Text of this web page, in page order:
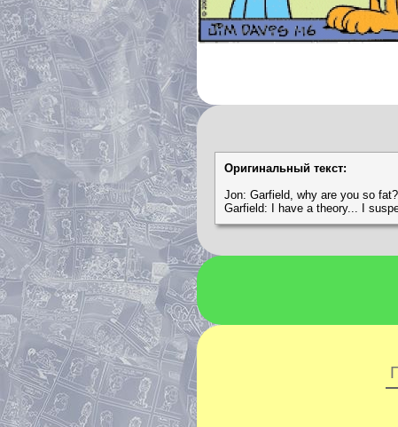
Оригинальный текст:
Jon: Garfield, why are you so fat?
Garfield: I have a theory... I